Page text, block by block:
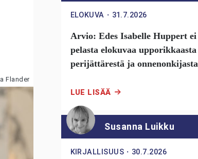
Flander
ELOKUVA ・ 31.7.2026
Arvio: Edes Isabelle Huppert ei
pelasta elokuvaa upporikkaasta
perijättärestä ja onnenonkijasta
LUE LISÄÄ
Susanna Luikku
KIRJALLISUUS ・ 30.7.2026